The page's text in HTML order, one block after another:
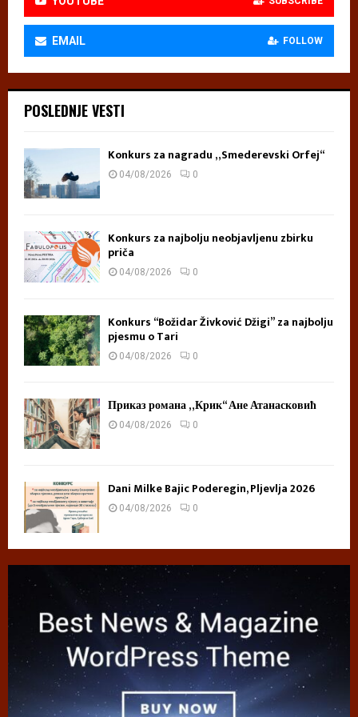
EMAIL FOLLOW
POSLEDNJE VESTI
Konkurs za nagradu „Smederevski Orfej“
04/08/2026 0
Konkurs za najbolju neobjavljenu zbirku
priča
04/08/2026 0
Konkurs “Božidar Živković Džigi” za najbolju
pjesmu o Tari
04/08/2026 0
Приказ романа „Крик“ Ане Атанасковић
04/08/2026 0
Dani Milke Bajic Poderegin, Pljevlja 2026
04/08/2026 0